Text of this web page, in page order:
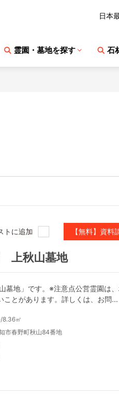
日本
霊園・墓地を探す 石
トに追加 【無料】資料
上秋山墓地
墓地」です。※注意点公営霊園は
ことがあります。詳しくは、お問...
㎡
市春野町秋山84番地